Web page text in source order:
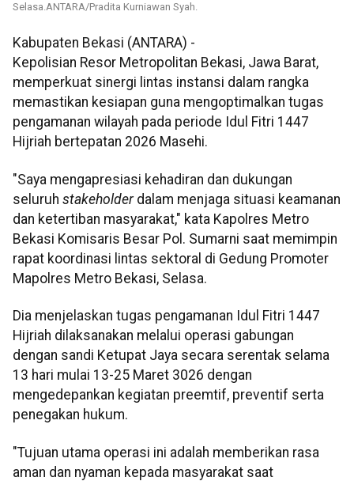
Selasa.ANTARA/Pradita Kurniawan Syah.
Kabupaten Bekasi (ANTARA) -
Kepolisian Resor Metropolitan Bekasi, Jawa Barat,
memperkuat sinergi lintas instansi dalam rangka
memastikan kesiapan guna mengoptimalkan tugas
pengamanan wilayah pada periode Idul Fitri 1447
Hijriah bertepatan 2026 Masehi.
"Saya mengapresiasi kehadiran dan dukungan
seluruh stakeholderdalam menjaga situasi keamanan
dan ketertiban masyarakat," kata Kapolres Metro
Bekasi Komisaris Besar Pol. Sumarni saat memimpin
rapat koordinasi lintas sektoral di Gedung Promoter
Mapolres Metro Bekasi, Selasa.
Dia menjelaskan tugas pengamanan Idul Fitri 1447
Hijriah dilaksanakan melalui operasi gabungan
dengan sandi Ketupat Jaya secara serentak selama
13 hari mulai 13-25 Maret 3026 dengan
mengedepankan kegiatan preemtif, preventif serta
penegakan hukum.
"Tujuan utama operasi ini adalah memberikan rasa
aman dan nyaman kepada masyarakat saat